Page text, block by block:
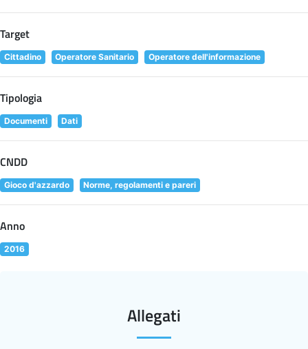
Target
Cittadino Operatore Sanitario Operatore dell'informazione
Tipologia
Documenti Dati
CNDD
Gioco d'azzardo Norme, regolamenti e pareri
Anno
2016
Allegati